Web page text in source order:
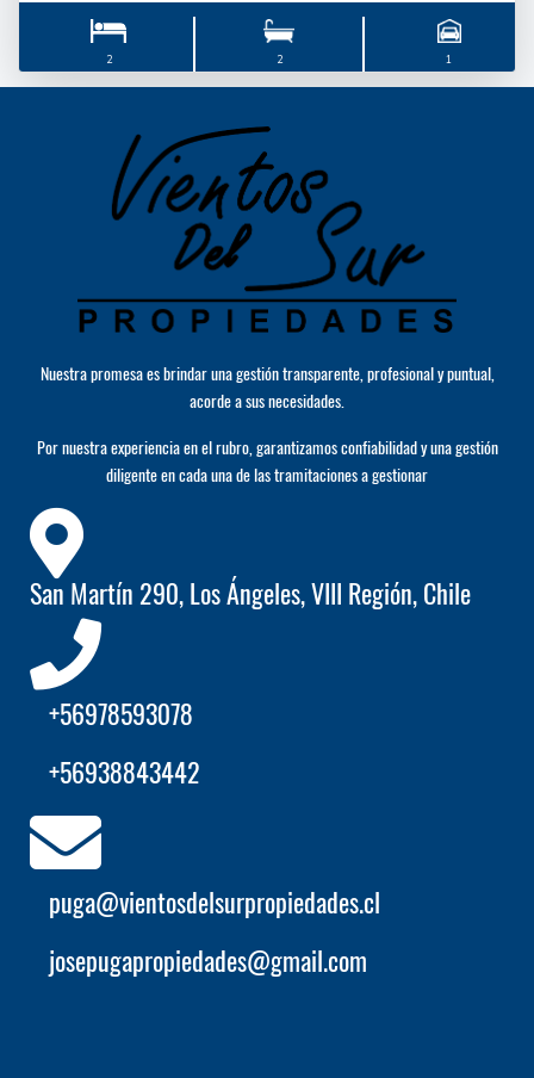
2 2 1
Nuestra promesa es brindar una gestión transparente, profesional y puntual,
acorde a sus necesidades.
Por nuestra experiencia en el rubro, garantizamos confiabilidad y una gestión
diligente en cada una de las tramitaciones a gestionar
San Martín 290, Los Ángeles, VIII Región, Chile
+56978593078
+56938843442
puga@vientosdelsurpropiedades.cl
josepugapropiedades@gmail.com